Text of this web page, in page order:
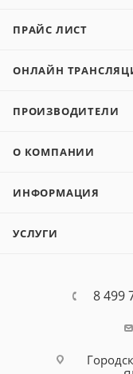
ПРАЙС ЛИСТ
ОНЛАЙН
ПРОИЗВОДИТЕЛИ
О КОМПАНИИ
ИНФОРМАЦИЯ
УСЛУГИ
8 499